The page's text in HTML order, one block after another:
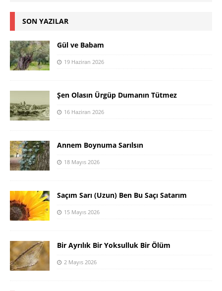
SON YAZILAR
Gül ve Babam
19 Haziran 2026
Şen Olasın Ürgüp Dumanın Tütmez
16 Haziran 2026
Annem Boynuma Sarılsın
18 Mayıs 2026
Saçım Sarı (Uzun) Ben Bu Saçı Satarım
15 Mayıs 2026
Bir Ayrılık Bir Yoksulluk Bir Ölüm
2 Mayıs 2026